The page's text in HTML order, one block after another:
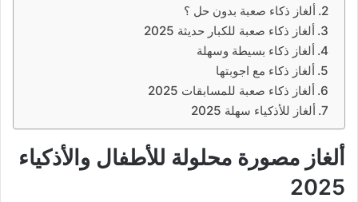
ألغاز ذكاء صعبة بدون حل ؟
ألغاز ذكاء صعبة للكبار حديثة 2025
ألغاز ذكاء بسيطة وسهلة
ألغاز ذكاء مع اجوبتها
ألغاز ذكاء صعبة للمسابقات 2025
ألغاز للأذكياء سهلة 2025
ألغاز مصورة محلولة للأطفال والأذكياء
2025